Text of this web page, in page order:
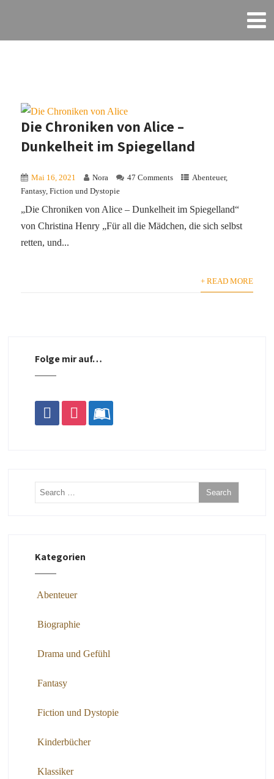
Die Chroniken von Alice –
Dunkelheit im Spiegelland
Mai 16, 2021 Nora 47 Comments Abenteuer,
Fantasy,Fiction und Dystopie
„Die Chroniken von Alice – Dunkelheit im Spiegelland“
von Christina Henry „Für all die Mädchen, die sich selbst
retten, und...
+ READ MORE
Folge mir auf…
facebookinstagramleanpub
Kategorien
Abenteuer
Biographie
Drama und Gefühl
Fantasy
Fiction und Dystopie
Kinderbücher
Klassiker